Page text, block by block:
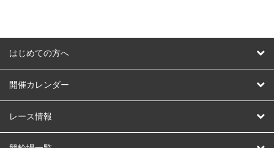
はじめての方へ
はじめての方へ
開催カレンダー
競輪
レース情報